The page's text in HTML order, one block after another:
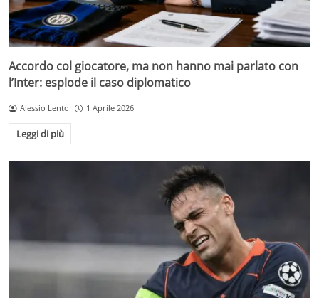
Accordo col giocatore, ma non hanno mai parlato con
l’Inter: esplode il caso diplomatico
Alessio Lento 1 Aprile 2026
Leggi di più